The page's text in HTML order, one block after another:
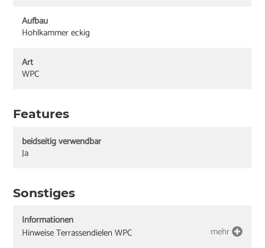
Aufbau
Hohlkammer eckig
Art
WPC
Features
beidseitig verwendbar
Ja
Sonstiges
Informationen
Hinweise Terrassendielen WPC
mehr